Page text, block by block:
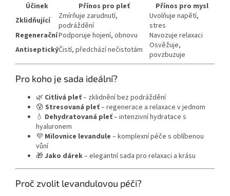
Účinek Přínos pro pleť
Přínos pro mysl
Zklidňující
Zmírňuje zarudnutí,
podráždění
Uvolňuje napětí,
stres
RegeneračníPodporuje hojení, obnovu
Navozuje relaxaci
AntiseptickýČistí, předchází nečistotám
Osvěžuje,
povzbuzuje
Pro koho je sada ideální?
🌿 Citlivá pleť– zklidnění bez podráždění
😰 Stresovaná pleť– regenerace a relaxace v jednom
💧 Dehydratovaná pleť– intenzivní hydratace s
hyaluronem
💜 Milovnice levandule – komplexní péče s oblíbenou
vůní
🎁 Jako dárek– elegantní sada pro relaxaci a krásu
Proč zvolit levandulovou péči?